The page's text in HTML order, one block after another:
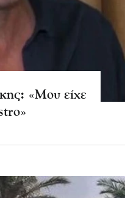
«Μου είχε